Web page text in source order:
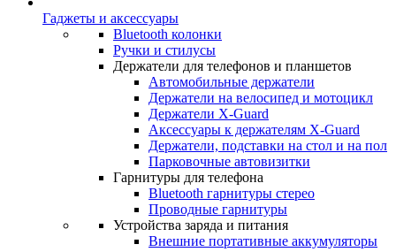
Гаджеты и аксессуары
Bluetooth колонки
Ручки и стилусы
Держатели для телефонов и планшетов
Автомобильные держатели
Держатели на велосипед и мотоцикл
Держатели X-Guard
Аксессуары к держателям X-Guard
Держатели, подставки на стол и на пол
Парковочные автовизитки
Гарнитуры для телефона
Bluetooth гарнитуры стерео
Проводные гарнитуры
Устройства заряда и питания
Внешние портативные аккумуляторы